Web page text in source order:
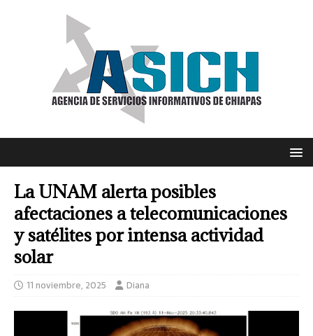
La UNAM alerta posibles
afectaciones a telecomunicaciones
y satélites por intensa actividad
solar
11 noviembre, 2025 Diana